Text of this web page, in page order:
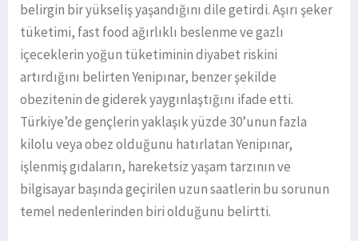
belirgin bir yükseliş yaşandığını dile getirdi. Aşırı şeker
tüketimi, fast food ağırlıklı beslenme ve gazlı
içeceklerin yoğun tüketiminin diyabet riskini
artırdığını belirten Yenipınar, benzer şekilde
obezitenin de giderek yaygınlaştığını ifade etti.
Türkiye’de gençlerin yaklaşık yüzde 30’unun fazla
kilolu veya obez olduğunu hatırlatan Yenipınar,
işlenmiş gıdaların, hareketsiz yaşam tarzının ve
bilgisayar başında geçirilen uzun saatlerin bu sorunun
temel nedenlerinden biri olduğunu belirtti.